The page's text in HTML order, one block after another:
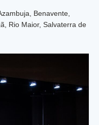
Benavente,
Rio Maior, Salvaterra de